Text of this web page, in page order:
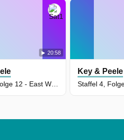
20:58
Key & Peele